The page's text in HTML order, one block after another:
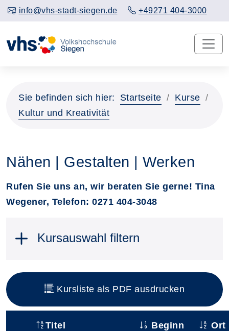
info@vhs-stadt-siegen.de +49271 404-3000
Sie befinden sich hier: Startseite
Kurse
Kultur und Kreativität
Nähen | Gestalten | Werken
Rufen Sie uns an, wir beraten Sie gerne! Tina
Wegener, Telefon: 0271 404-3048
Kursauswahl filtern
Kursliste als PDF ausdrucken
Titel Beginn Ort